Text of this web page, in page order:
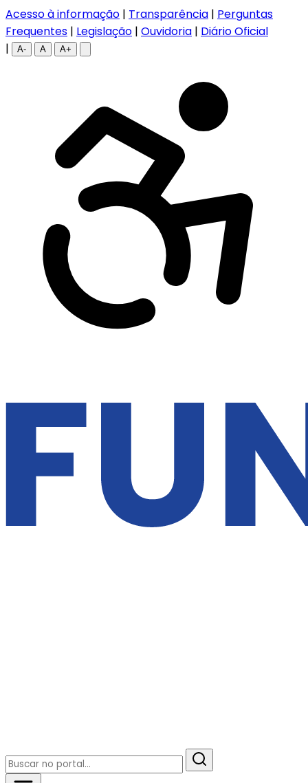
Acesso à informação | Transparência | Perguntas
Frequentes | Legislação | Ouvidoria | Diário Oficial
|
A- A A+